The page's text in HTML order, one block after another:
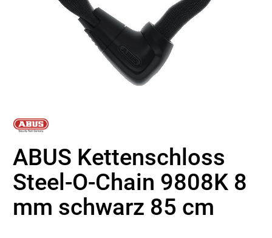
ABUS Kettenschloss
Steel-O-Chain 9808K 8
mm schwarz 85 cm